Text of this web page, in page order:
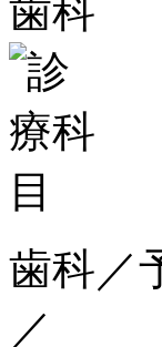
歯科／
／